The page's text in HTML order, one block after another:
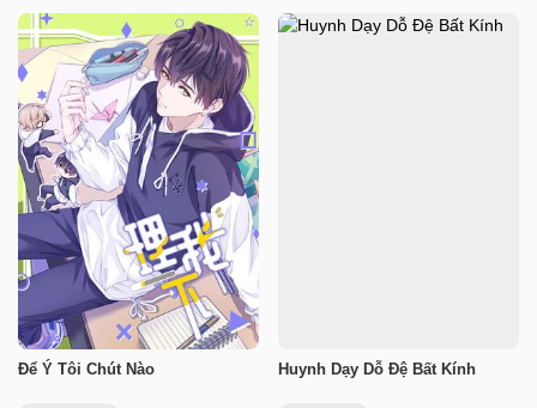
Để Ý Tôi Chút Nào Huynh Dạy Dỗ Đệ Bất Kính